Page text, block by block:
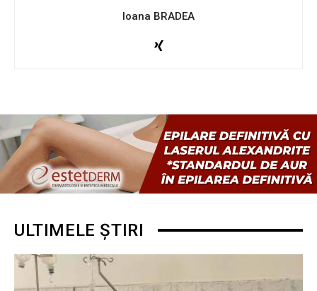
Ioana BRADEA
ULTIMELE ȘTIRI